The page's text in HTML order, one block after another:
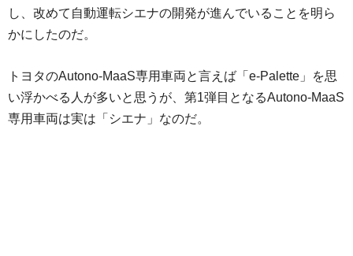
し、改めて自動運転シエナの開発が進んでいることを明ら
かにしたのだ。
トヨタのAutono-MaaS専用車両と言えば「e-Palette」を思
い浮かべる人が多いと思うが、第1弾目となるAutono-MaaS
専用車両は実は「シエナ」なのだ。